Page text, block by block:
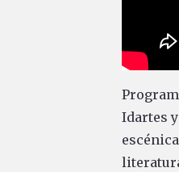
Idartes